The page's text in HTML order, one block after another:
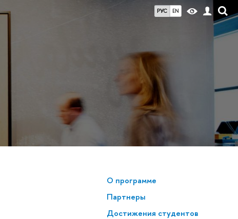
РУС EN
О программе
Партнеры
Достижения студентов